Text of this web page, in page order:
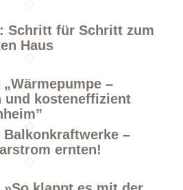
Schritt für Schritt zum
Haus
–
und kosteneffizient
–
ernten!